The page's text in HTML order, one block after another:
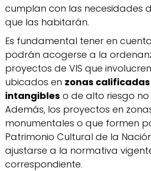
cumplan con las necesidades
que las habitarán.
Es fundamental tener en
podrán acogerse a la
proyectos de VIS que
ubicados en zonas
intangibles o de alto riesgo
Además, los proyectos en
monumentales o que formen
Patrimonio Cultural de la
ajustarse a la normativa
correspondiente.